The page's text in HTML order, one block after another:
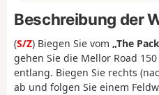
Beschreibung der
(S/Z) Biegen Sie vom „The
gehen Sie die Mellor Road
entlang. Biegen Sie rechts
ab und folgen Sie einem